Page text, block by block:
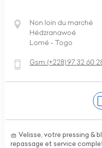
Non loin du marché
Hédzranawoé
Lomé - Togo
Gsm:(+228)97 32 60
🧺 Velisse, votre pressing &
repassage et service